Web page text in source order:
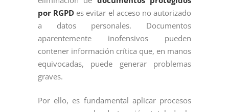
por RGPD es evitar el acceso no autorizado
a datos personales. Documentos
aparentemente inofensivos pueden
contener información crítica que, en manos
equivocadas, puede generar problemas
graves.
Por ello, es fundamental aplicar procesos